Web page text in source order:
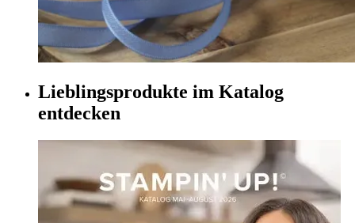
Lieblingsprodukte im Katalog
entdecken